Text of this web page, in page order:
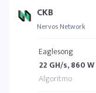
CKB
Nervos Network
Eaglesong
22 GH/s, 860 W